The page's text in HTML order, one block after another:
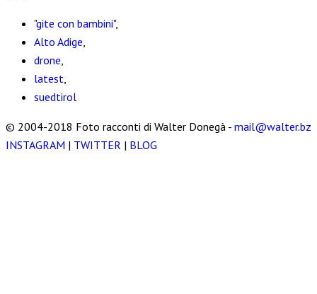
"gite con bambini",
Alto Adige
drone
latest
suedtirol
© 2004-2018 Foto racconti di Walter Donegà - mail@walter.bz
INSTAGRAM | TWITTER | BLOG